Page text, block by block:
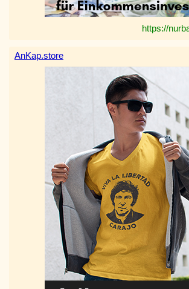
https://
AnKap.store